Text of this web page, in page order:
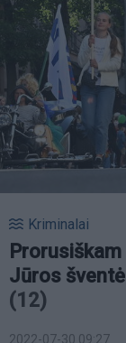
Kriminalai
Jūros
(12)
2022-07-30 09:27